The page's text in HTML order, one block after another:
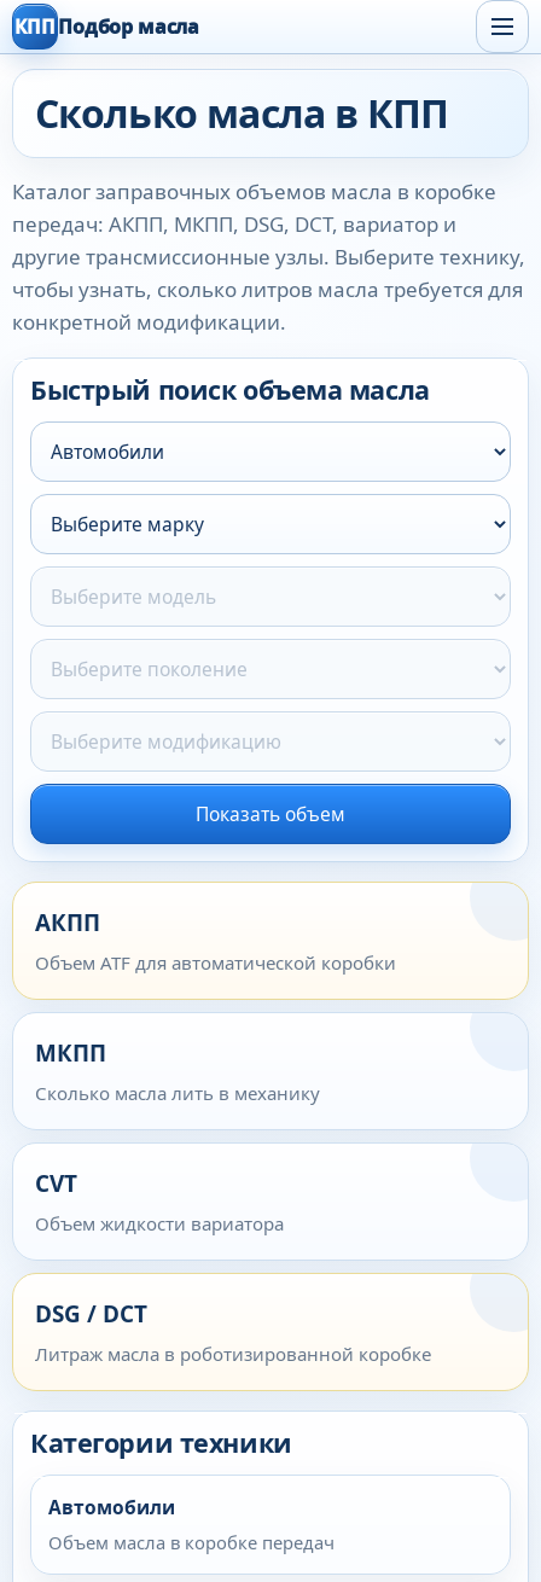
КПППодбор масла
Сколько масла в КПП
Каталог заправочных объемов масла в коробке
передач: АКПП, МКПП, DSG, DCT, вариатор и
другие трансмиссионные узлы. Выберите технику,
чтобы узнать, сколько литров масла требуется для
конкретной модификации.
Быстрый поиск объема масла
Показать объем
АКПП
Объем ATF для автоматической коробки
МКПП
Сколько масла лить в механику
CVT
Объем жидкости вариатора
DSG / DCT
Литраж масла в роботизированной коробке
Категории техники
Автомобили
Объем масла в коробке передач